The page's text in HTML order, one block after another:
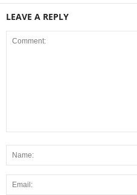
LEAVE A REPLY